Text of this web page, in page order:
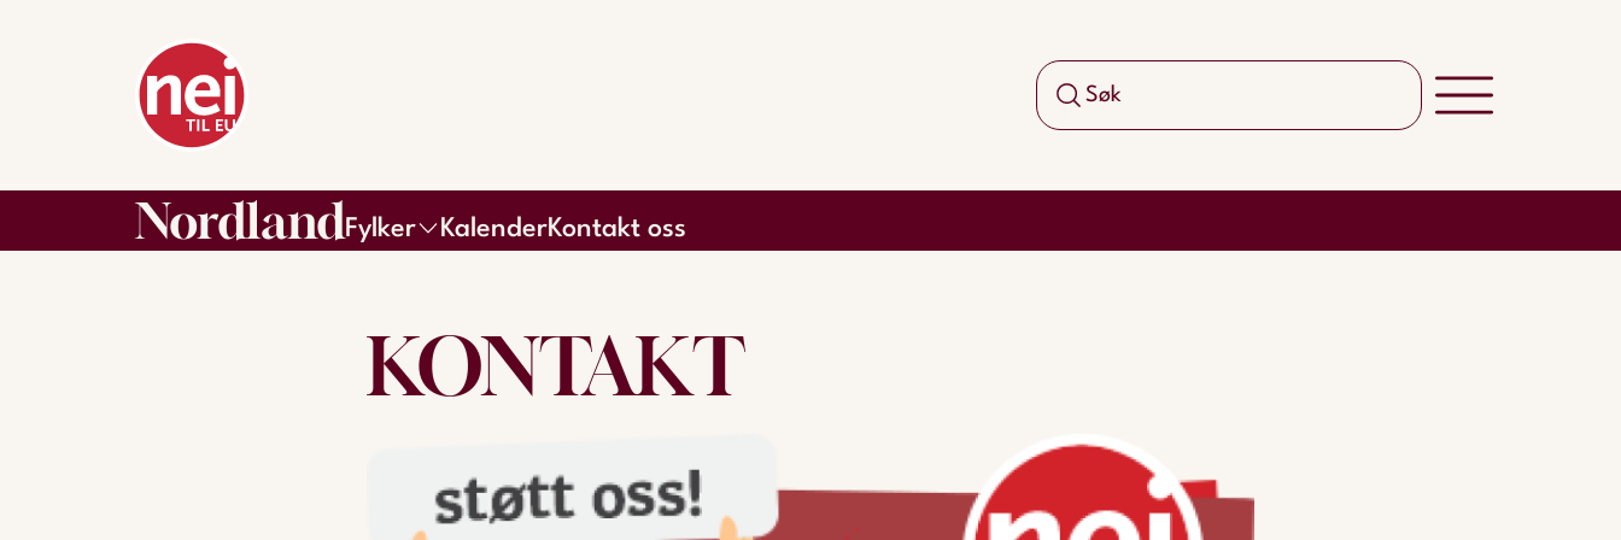
NordlandFylker KalenderKontakt oss
KONTAKT